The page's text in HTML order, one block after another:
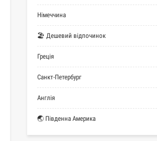
Німеччина
🏖 Дешевий відпочинок
Греція
Санкт-Петербург
Англія
🌏 Південна Америка